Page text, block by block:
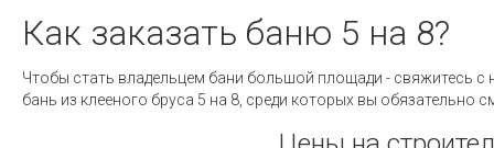
Как заказать баню 5 на 8?
Чтобы стать владельцем бани большой площади - свяжитесь
бань из клееного бруса 5 на 8, среди которых вы